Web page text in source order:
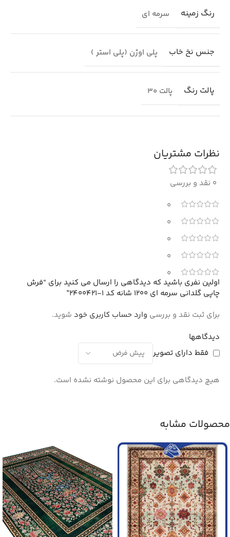
رنگ زمینه سرمه ای
جنس نخ خاب پلی اوژن (پلی استر )
پالت رنگ پالت 30
نظرات مشتریان
0 نقد و بررسی
0
0
0
0
0
دیدگاهها
فقط دارای تصویر
هیچ دیدگاهی برای این محصول نوشته نشده است.
اولین نفری باشید که دیدگاهی را ارسال می کنید برای “فرش
چاپی گلدانی سرمه ای 1200 شانه کد 1-2400421”
برای ثبت نقد و بررسی وارد حساب کاربری خود شوید.
محصولات مشابه